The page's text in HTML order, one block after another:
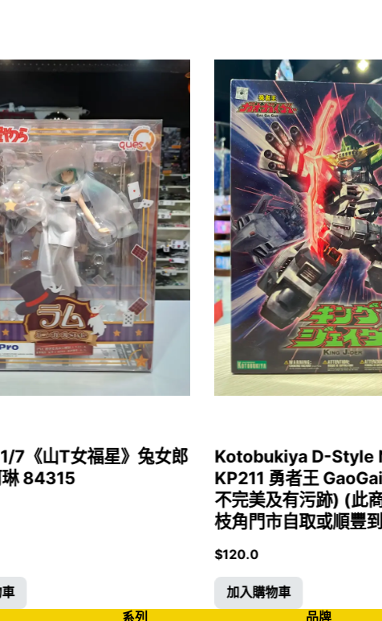
7《山T女福星》兔女郎
84315
Kotobukiya D-Style
KP211 勇者王
不完美及有污跡) (此
枝角門市自取或順豐
$120.0
加入購物車
系列 品牌